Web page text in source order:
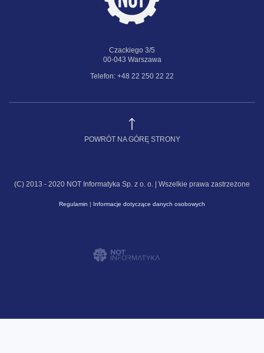
Czackiego 3/5
00-043 Warszawa
Telefon: +48 22 250 22 22
POWRÓT NA GÓRĘ STRONY
(C) 2013 - 2020 NOT Informatyka Sp. z o. o. | Wszelkie prawa zastrzeżone
Regulamin Informacje dotyczące danych osobowych